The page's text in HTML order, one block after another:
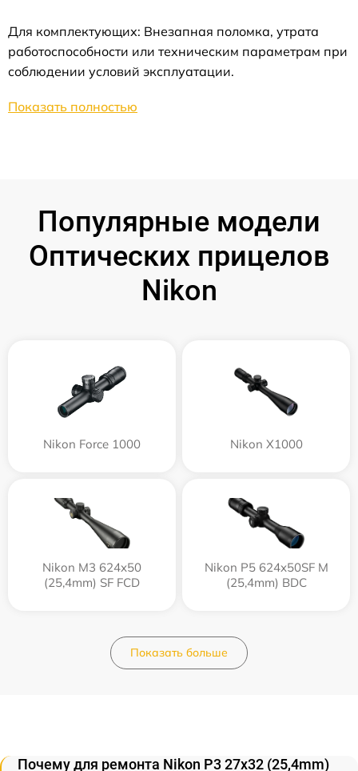
Для комплектующих: Внезапная поломка, утрата
работоспособности или техническим параметрам при
соблюдении условий эксплуатации.
Показать полностью
Популярные модели
Оптических прицелов
Nikon
Nikon Force 1000 Nikon X1000
Nikon M3 624x50
(25,4mm) SF FCD
Nikon P5 624x50SF M
(25,4mm) BDC
Показать больше
Почему для ремонта Nikon P3 27x32 (25,4mm)